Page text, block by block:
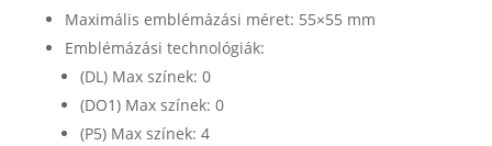
Maximális emblémázási méret: 55×55 mm
Emblémázási technológiák:
(DL) Max színek: 0
(DO1) Max színek: 0
(P5) Max színek: 4